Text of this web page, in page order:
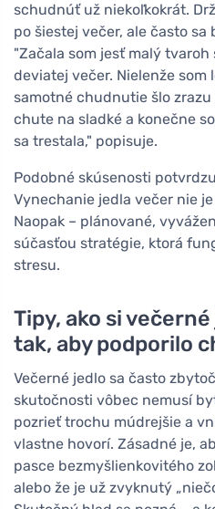
schudnúť už niekoľkokrát.
po šiestej večer, ale často
"Začala som jesť malý tvaroh
deviatej večer. Nielenže som
samotné chudnutie šlo
chute na sladké a konečne
sa trestala," popisuje.
Podobné skúsenosti
Vynechanie jedla večer nie
Naopak – plánované,
súčasťou stratégie, ktorá
stresu.
Tipy, ako si
tak, aby podporilo
Večerné jedlo sa často
skutočnosti vôbec nemusí
pozrieť trochu múdrejšie a
vlastne hovorí. Zásadné je,
pasce bezmyšlienkovitého
alebo že je už zvyknutý